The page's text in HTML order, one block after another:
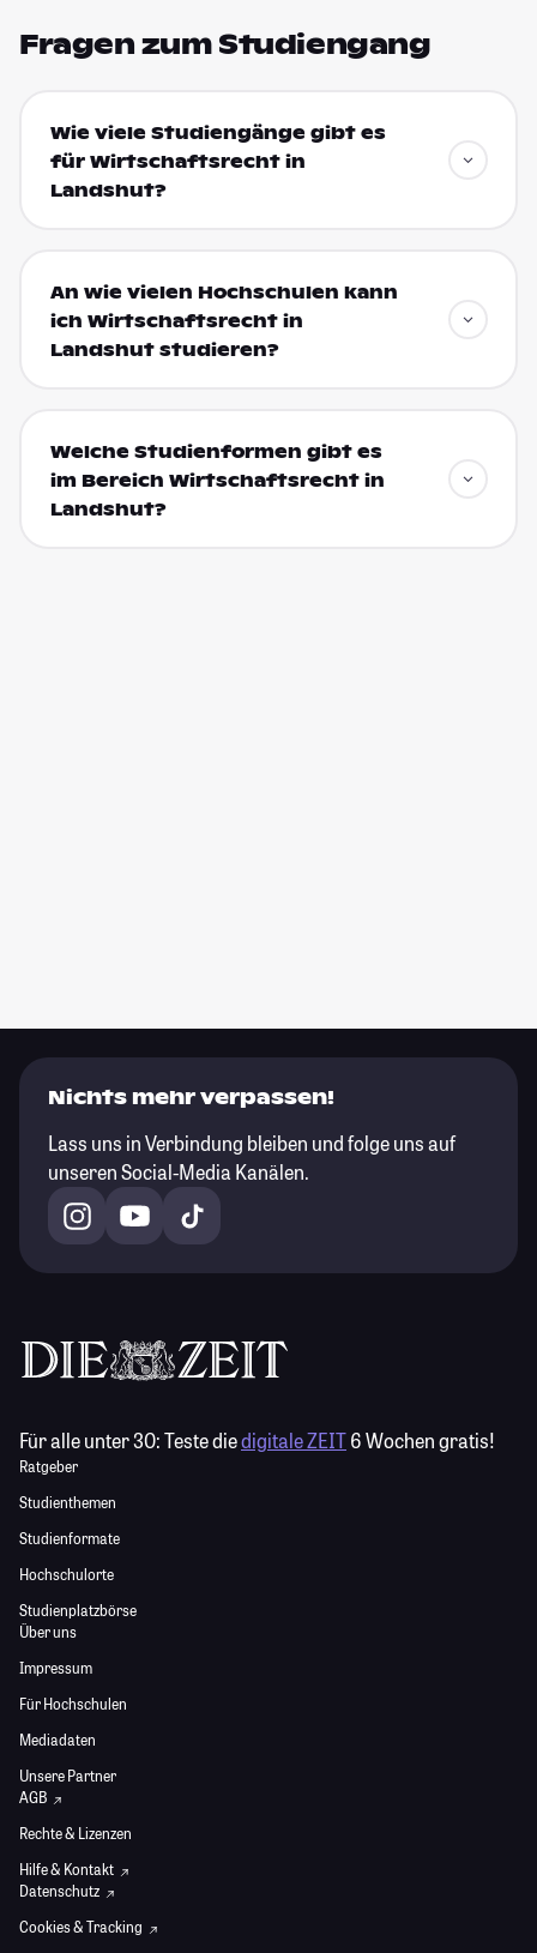
Fragen zum Studiengang
Wie viele Studiengänge gibt es
für Wirtschaftsrecht in
Landshut?
An wie vielen Hochschulen kann
ich Wirtschaftsrecht in
Landshut studieren?
Welche Studienformen gibt es
im Bereich Wirtschaftsrecht in
Landshut?
Nichts mehr verpassen!
Lass uns in Verbindung bleiben und folge uns auf
unseren Social-Media Kanälen.
Für alle unter 30:Teste diedigitale ZEIT6 Wochen gratis!
Ratgeber
Studienthemen
Studienformate
Hochschulorte
Studienplatzbörse
Über uns
Impressum
Für Hochschulen
Mediadaten
Unsere Partner
AGB
Rechte & Lizenzen
Hilfe & Kontakt
Datenschutz
Cookies & Tracking